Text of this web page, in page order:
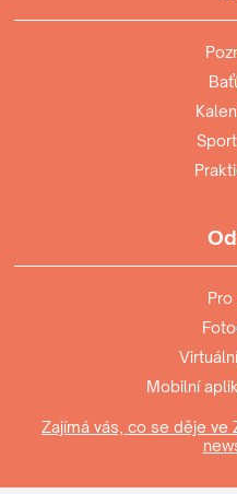
Mobilní
Zajímá vás, co se děje ve